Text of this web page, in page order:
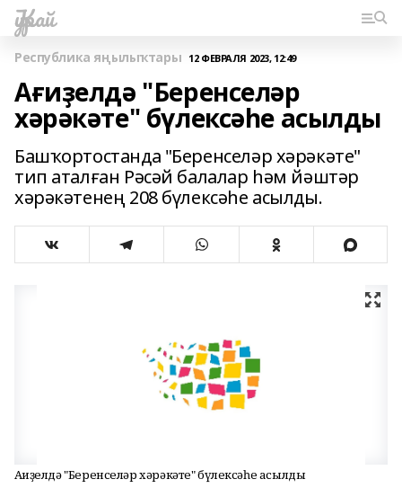
Ҡурай
Республика яңылыҡтары 12 ФЕВРАЛЯ 2023, 12:49
Ағиҙелдә "Беренселәр
хәрәкәте" бүлексәһе асылды
Башҡортостанда "Беренселәр хәрәкәте"
тип аталған Рәсәй балалар һәм йәштәр
хәрәкәтенең 208 бүлексәһе асылды.
Ағиҙелдә "Беренселәр хәрәкәте" бүлексәһе асылды